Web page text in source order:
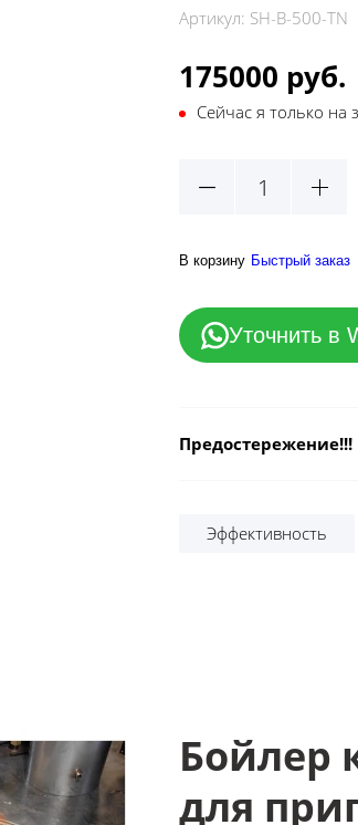
Артикул: SH-B-500-TN
175000 руб.
Сейчас я только на
В корзину Быстрый заказ
Уточнить в
Предостережение!!!
Эффективность
Бойлер
для